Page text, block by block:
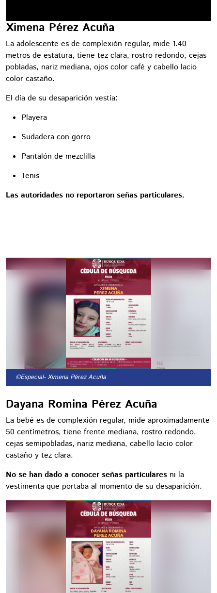
Ximena Pérez Acuña
La adolescente es de complexión regular, mide 1.40
metros de estatura, tiene tez clara, rostro redondo, cejas
pobladas, nariz mediana, ojos color café y cabello lacio
color castaño.
El día de su desaparición vestía:
Playera
Sudadera con gorro
Pantalón de mezclilla
Tenis
Las autoridades no reportaron señas particulares.
©Especial- Ximena Pérez Acuña
Dayana Romina Pérez Acuña
La bebé es de complexión regular, mide aproximadamente
50 centímetros, tiene frente mediana, rostro redondo,
cejas semipobladas, nariz mediana, cabello lacio color
castaño y tez clara.
No se han dado a conocer señas particulares ni la
vestimenta que portaba al momento de su desaparición.